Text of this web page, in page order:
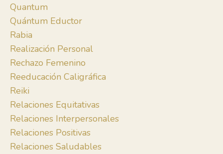
Quantum
Quántum Eductor
Rabia
Realización Personal
Rechazo Femenino
Reeducación Caligráfica
Reiki
Relaciones Equitativas
Relaciones Interpersonales
Relaciones Positivas
Relaciones Saludables